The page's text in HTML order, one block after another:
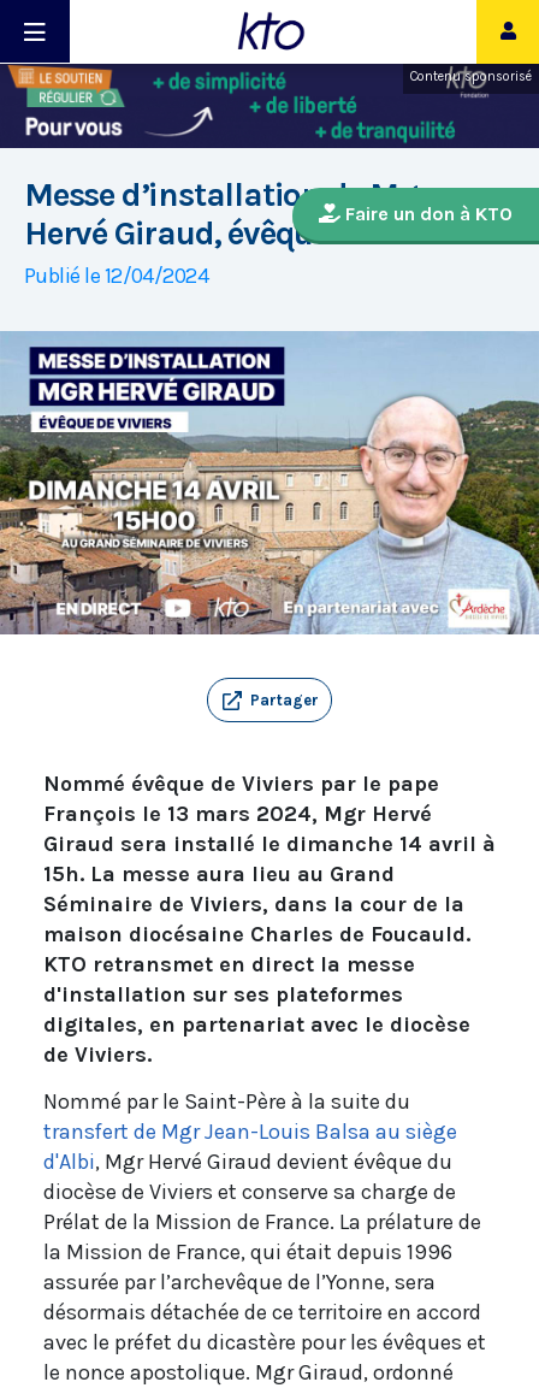
Contenu sponsorisé
Faire un don à KTO
Messe d’installation de Mgr
Hervé Giraud, évêque de Viviers
Publié le 12/04/2024
Partager
Nommé évêque de Viviers par le pape
François le 13 mars 2024, Mgr Hervé
Giraud sera installé le dimanche 14 avril à
15h. La messe aura lieu au Grand
Séminaire de Viviers, dans la cour de la
maison diocésaine Charles de Foucauld.
KTO retransmet en direct la messe
d'installation sur ses plateformes
digitales, en partenariat avec le diocèse
de Viviers.
Nommé par le Saint-Père à la suite du
transfert de Mgr Jean-Louis Balsa au siège
d'Albi, Mgr Hervé Giraud devient évêque du
diocèse de Viviers et conserve sa charge de
Prélat de la Mission de France. La prélature de
la Mission de France, qui était depuis 1996
assurée par l’archevêque de l’Yonne, sera
désormais détachée de ce territoire en accord
avec le préfet du dicastère pour les évêques et
le nonce apostolique. Mgr Giraud, ordonné